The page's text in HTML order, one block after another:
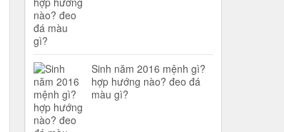
Sinh năm 2016 mệnh gì?
hợp hướng nào? đeo đá
màu gì?